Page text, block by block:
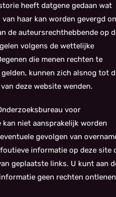
heeft datgene gedaan wat
haar kan worden gevergd
de auteursrechthebbende op
volgens de wettelijke
die menen rechten te
kunnen zich alsnog tot
deze website wenden.
voor
niet aansprakelijk worden
gevolgen van
informatie op deze site
geplaatste links. U kunt aan
geen rechten